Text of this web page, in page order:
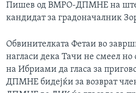
Пишев од ВМРО-ДПМНЕ на
кандидат за градоначалник
Обвинителката Фетаи во
нагласи дека Тачи не смеел
на Ибриами да гласа за
ДПМНЕ бидејќи за возврат